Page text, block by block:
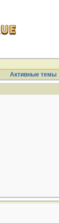
Активные темы